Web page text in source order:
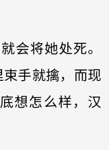
会将她处死。
手就擒，而现
想怎么样，汉